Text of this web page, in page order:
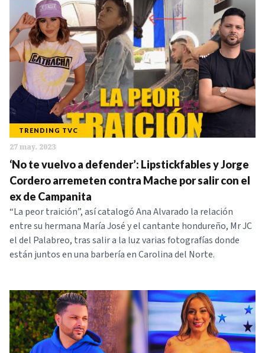
TRENDING TVC
27 may. 2023
‘No te vuelvo a defender’: Lipstickfables y Jorge
Cordero arremeten contra Mache por salir con el
ex de Campanita
“La peor traición”, así catalogó Ana Alvarado la relación
entre su hermana María José y el cantante hondureño, Mr JC
el del Palabreo, tras salir a la luz varias fotografías donde
están juntos en una barbería en Carolina del Norte.